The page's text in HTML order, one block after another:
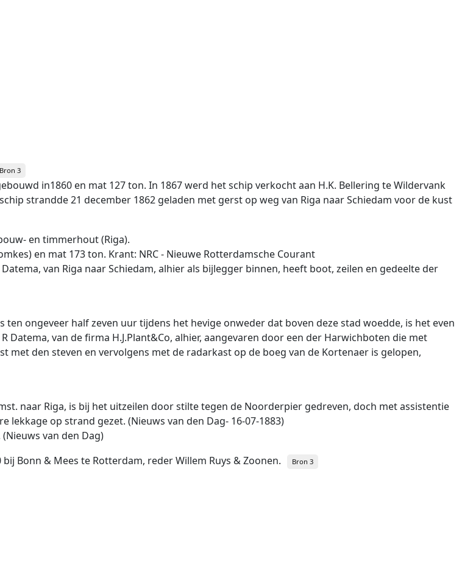
Bron 3
in1860 en mat 127 ton. In 1867 werd het schip verkocht aan H.K. Bellering te Wildervank
strandde 21 december 1862 geladen met gerst op weg van Riga naar Schiedam voor de kust
en timmerhout (Riga).
en mat 173 ton. Krant: NRC - Nieuwe Rotterdamsche Courant
Datema, van Riga naar Schiedam, alhier als bijlegger binnen, heeft boot, zeilen en gedeelte der
ten ongeveer half zeven uur tijdens het hevige onweder dat boven deze stad woedde, is het even
van de firma H.J.Plant&Co, alhier, aangevaren door een der Harwichboten die met
met den steven en vervolgens met de radarkast op de boeg van de Kortenaer is gelopen,
naar Riga, is bij het uitzeilen door stilte tegen de Noorderpier gedreven, doch met assistentie
op strand gezet. (Nieuws van den Dag- 16-07-1883)
van den Dag)
Bonn & Mees te Rotterdam, reder Willem Ruys & Zoonen.
Bron 3